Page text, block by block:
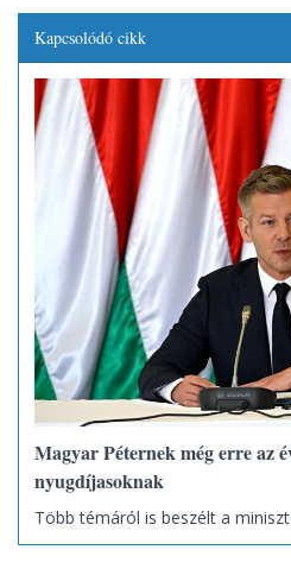
Kapcsolódó cikk
Magyar Péternek még erre az
nyugdíjasoknak
Több témáról is beszélt a